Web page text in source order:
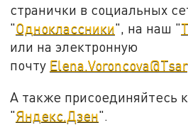
странички в социальных
"Одноклассники", на наш "
или на электронную
почту
А также присоединяйтесь
"Яндекс.Дзен".